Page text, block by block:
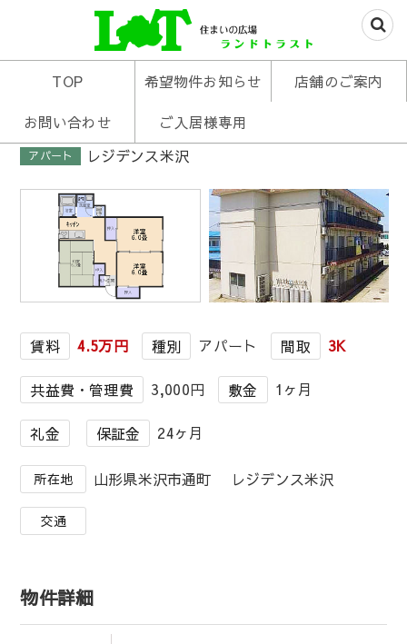
住まいの広場ランド
トラスト
米沢の不動産はお任せあれ
TOP 希望物件お知らせ 店舗のご案内
お問い合わせ ご入居様専用
アパート レジデンス米沢
1
賃料 4.5万円 種別 アパート 間取 3K
共益費・管理費 3,000円 敷金 1ヶ月
礼金 保証金 24ヶ月
所在地 山形県米沢市通町 レジデンス米沢
交通
物件詳細